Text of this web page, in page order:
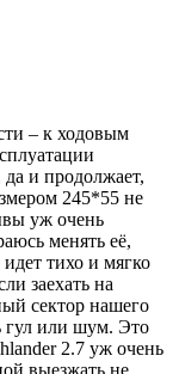
– к ходовым
и продолжает,
245*55 не
уж очень
менять её,
тихо и мягко
заехать на
сектор нашего
гул или шум. Это
2.7 уж очень
выезжать не